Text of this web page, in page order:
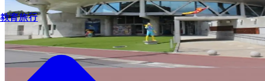
教育旅行